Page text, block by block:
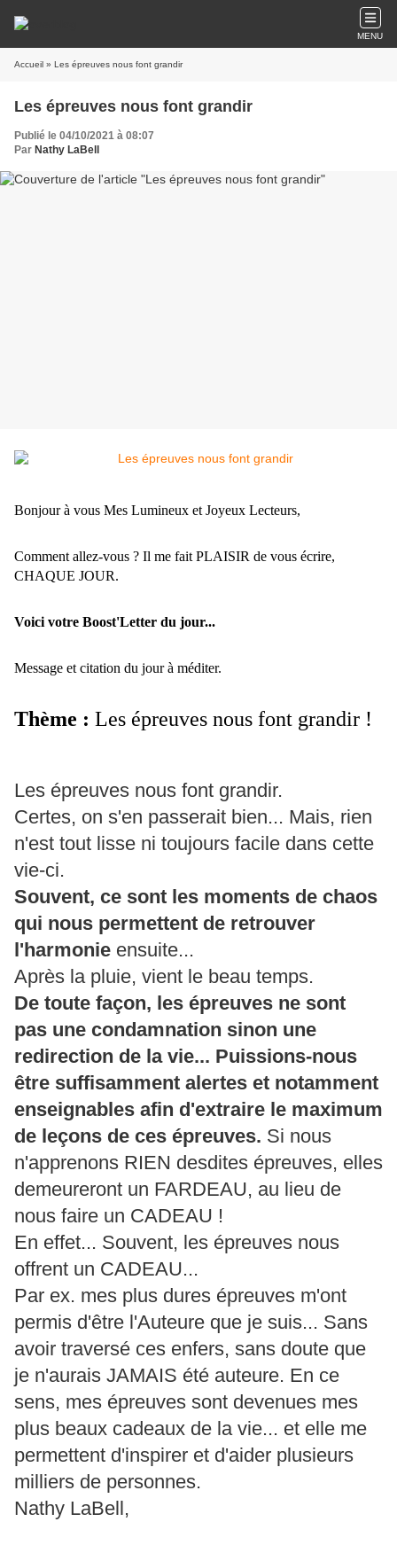
MENU
Accueil » Les épreuves nous font grandir
Les épreuves nous font grandir
Publié le 04/10/2021 à 08:07
Par Nathy LaBell
Bonjour à vous Mes Lumineux et Joyeux Lecteurs,
Comment allez-vous ? Il me fait PLAISIR de vous écrire,
CHAQUE JOUR.
Voici votre Boost'Letter du jour...
Message et citation du jour à méditer.
Thème : Les épreuves nous font grandir !
Les épreuves nous font grandir.
Certes, on s'en passerait bien... Mais, rien
n'est tout lisse ni toujours facile dans cette
vie-ci.
Souvent, ce sont les moments de chaos
qui nous permettent de retrouver
l'harmonie ensuite...
Après la pluie, vient le beau temps.
De toute façon, les épreuves ne sont
pas une condamnation sinon une
redirection de la vie... Puissions-nous
être suffisamment alertes et notamment
enseignables afin d'extraire le maximum
de leçons de ces épreuves. Si nous
n'apprenons RIEN desdites épreuves, elles
demeureront un FARDEAU, au lieu de
nous faire un CADEAU !
En effet... Souvent, les épreuves nous
offrent un CADEAU...
Par ex. mes plus dures épreuves m'ont
permis d'être l'Auteure que je suis... Sans
avoir traversé ces enfers, sans doute que
je n'aurais JAMAIS été auteure. En ce
sens, mes épreuves sont devenues mes
plus beaux cadeaux de la vie... et elle me
permettent d'inspirer et d'aider plusieurs
milliers de personnes.
Nathy LaBell,